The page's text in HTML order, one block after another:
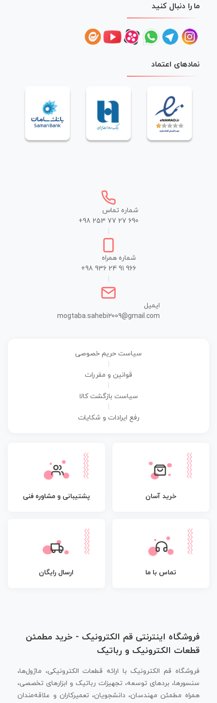
ما را دنبال کنید
نمادهای اعتماد
شماره تماس
+98 253 77 27 690
شماره همراه
+98 936 24 91 966
ایمیل
mogtaba.sahebi2009@gmail.com
سیاست حریم خصوصی
قوانین و مقررات
سیاست بازگشت کالا
رفع ایرادات و شکایات
خرید آسان پشتیبانی و مشاوره فنی
تماس با ما ارسال رایگان
فروشگاه اینترنتی قم الکترونیک - خرید مطمئن
قطعات الکترونیک و رباتیک
فروشگاه قم الکترونیک با ارائه قطعات الکترونیکی، ماژول‌ها،
سنسورها، بردهای توسعه، تجهیزات رباتیک و ابزارهای تخصصی،
همراه مطمئن مهندسان، دانشجویان، تعمیرکاران و علاقه‌مندان